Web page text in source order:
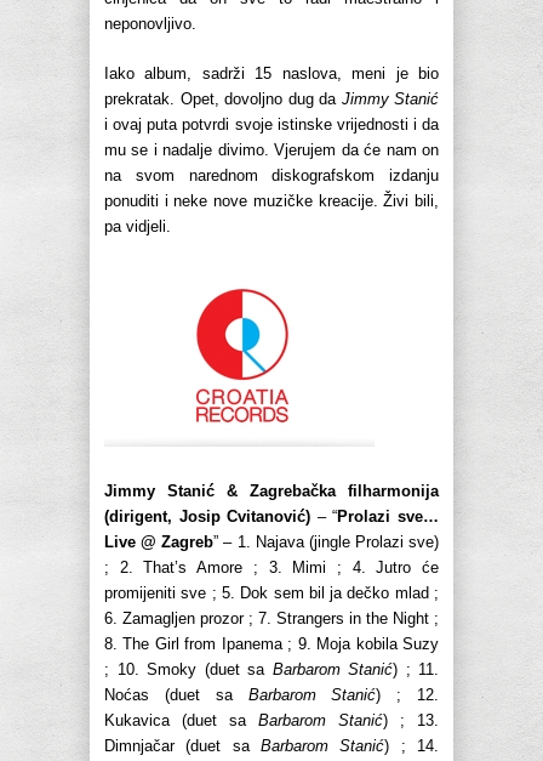
neponovljivo.
Iako album, sadrži 15 naslova, meni je bio
prekratak. Opet, dovoljno dug da Jimmy Stanić
i ovaj puta potvrdi svoje istinske vrijednosti i da
mu se i nadalje divimo. Vjerujem da će nam on
na svom narednom diskografskom izdanju
ponuditi i neke nove muzičke kreacije. Živi bili,
pa vidjeli.
Jimmy Stanić & Zagrebačka filharmonija
(dirigent, Josip Cvitanović) – “Prolazi sve…
Live @ Zagreb” – 1. Najava (jingle Prolazi sve)
; 2. That’s Amore ; 3. Mimi ; 4. Jutro će
promijeniti sve ; 5. Dok sem bil ja dečko mlad ;
6. Zamagljen prozor ; 7. Strangers in the Night ;
8. The Girl from Ipanema ; 9. Moja kobila Suzy
; 10. Smoky (duet sa Barbarom Stanić) ; 11.
Noćas (duet sa Barbarom Stanić) ; 12.
Kukavica (duet sa Barbarom Stanić) ; 13.
Dimnjačar (duet sa Barbarom Stanić) ; 14.